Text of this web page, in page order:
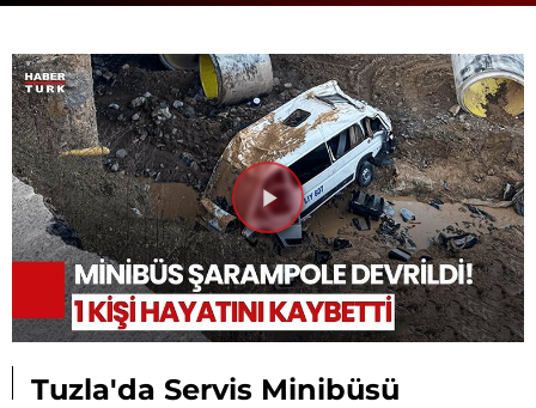
Videoyu
Oynat
Tuzla'da Servis Minibüsü